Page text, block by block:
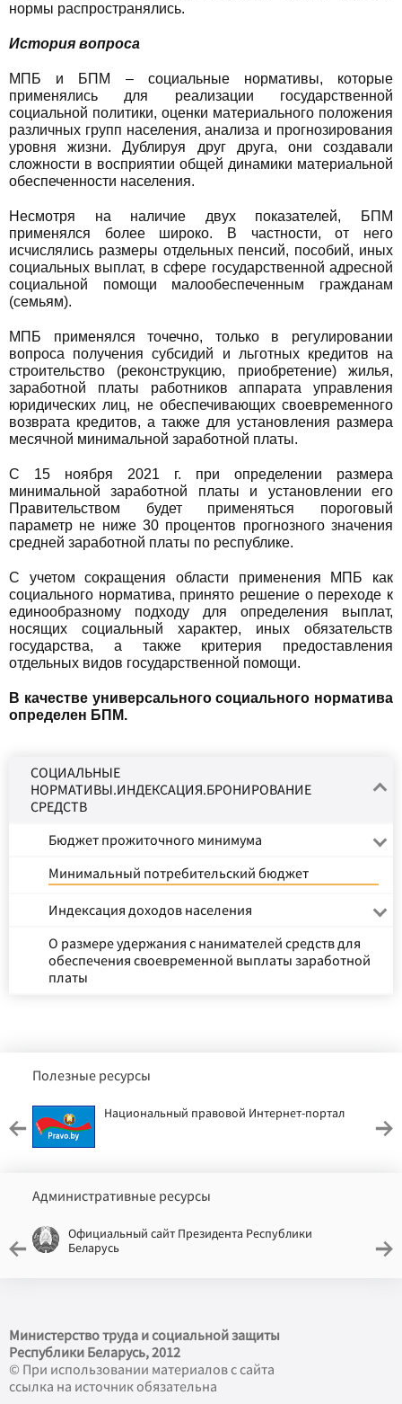
нормы распространялись.
История вопроса
МПБ и БПМ – социальные нормативы, которые
применялись для реализации государственной
социальной политики, оценки материального положения
различных групп населения, анализа и прогнозирования
уровня жизни. Дублируя друг друга, они создавали
сложности в восприятии общей динамики материальной
обеспеченности населения.
Несмотря на наличие двух показателей, БПМ
применялся более широко. В частности, от него
исчислялись размеры отдельных пенсий, пособий, иных
социальных выплат, в сфере государственной адресной
социальной помощи малообеспеченным гражданам
(семьям).
МПБ применялся точечно, только в регулировании
вопроса получения субсидий и льготных кредитов на
строительство (реконструкцию, приобретение) жилья,
заработной платы работников аппарата управления
юридических лиц, не обеспечивающих своевременного
возврата кредитов, а также для установления размера
месячной минимальной заработной платы.
С 15 ноября 2021 г. при определении размера
минимальной заработной платы и установлении его
Правительством будет применяться пороговый
параметр не ниже 30 процентов прогнозного значения
средней заработной платы по республике.
С учетом сокращения области применения МПБ как
социального норматива, принято решение о переходе к
единообразному подходу для определения выплат,
носящих социальный характер, иных обязательств
государства, а также критерия предоставления
отдельных видов государственной помощи.
В качестве универсального социального норматива
определен БПМ.
СОЦИАЛЬНЫЕ
НОРМАТИВЫ.ИНДЕКСАЦИЯ.БРОНИРОВАНИЕ
СРЕДСТВ
Бюджет прожиточного минимума
Минимальный потребительский бюджет
Индексация доходов населения
О размере удержания с нанимателей средств для
обеспечения своевременной выплаты заработной
платы
Полезные ресурсы
Национальный правовой Интернет-портал
Административные ресурсы
Официальный сайт Президента Республики
Беларусь
Министерство труда и социальной защиты
Республики Беларусь, 2012
© При использовании материалов с сайта
ссылка на источник обязательна